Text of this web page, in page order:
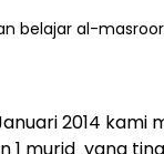
2014 kami